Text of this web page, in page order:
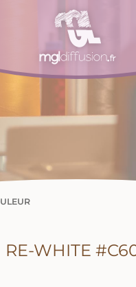
RE-WHITE